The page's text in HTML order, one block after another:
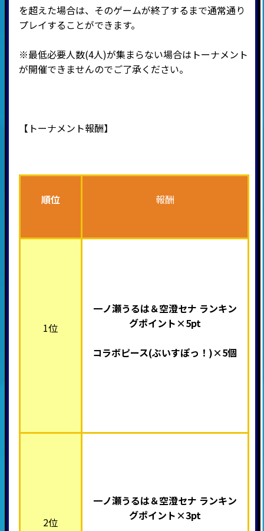
を超えた場合は、そのゲームが終了するまで通常通り
プレイすることができます。
※最低必要人数(4人)が集まらない場合はトーナメント
が開催できませんのでご了承ください。
【トーナメント報酬】
順位 報酬
1位
一ノ瀬うるは＆空澄セナ ランキン
グポイント×5pt
コラボピース(ぶいすぽっ！ )×5個
2位
一ノ瀬うるは＆空澄セナ ランキン
グポイント×3pt